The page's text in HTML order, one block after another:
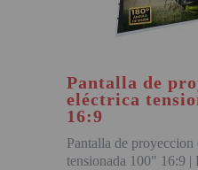
PINBALL VIRTUAL
PROYECTOR 3D
PROYECTOR FULLHD
PROYECTOR CON TDT
Pantalla de
eléctrica
16:9
Pantalla de proyeccion
tensionada 100" 16:9 |